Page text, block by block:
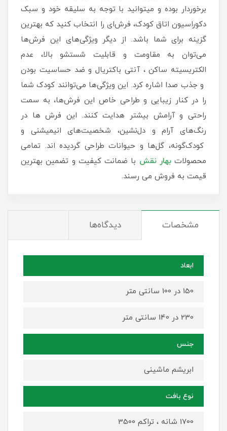
برخوردار بوده و میتوانید با توجه به سلیقه خود و سبک
دکوراسیون اتاق کودک، فرش‌ای را انتخاب کنید که بهترین
گزینه برای شما باشد. از دیگر ویژگی‌های این فرش‌ها
می‌توان به مقاومت و قابلیت شستشو بالا، عدم
الکتریسیته ساکن ، آنتی باکتریال و ضد حساسیت بودن
و جذب صدا اشاره کرد. این ویژگی‌ها می‌توانند کودک شما
را در کنار زیبایی و طراحی خاص این فرش‌ها، به سمت
راحتی و آرامش بیشتر هدایت کنند. این فرش ها در
رنگ‌های آرام و دل‌نشین، شخصیت‌های انیمیشنی و
کودک‌گونه، گل‌ها و حیوانات طراحی گردیده اند. تمامی
محصولاتبهار نقش با ضمانت کیفیت و تضمین بهترین
قیمت به فروش می رسند.
مشخصات دیدگاه‌ها
ابعاد
150 در 100 سانتی متر
230 در 140 سانتی متر
جنس
ابریشم ماشینی
نوع بافت
1700 شانه ، تراکم 3500